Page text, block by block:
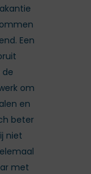
Een
de
om
en
beter
niet
met